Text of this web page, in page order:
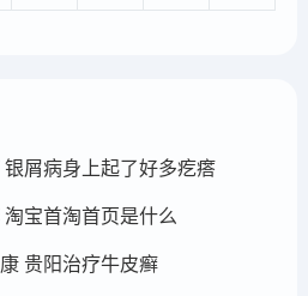
屑病身上起了好多疙瘩
宝首淘首页是什么
贵阳治疗牛皮癣